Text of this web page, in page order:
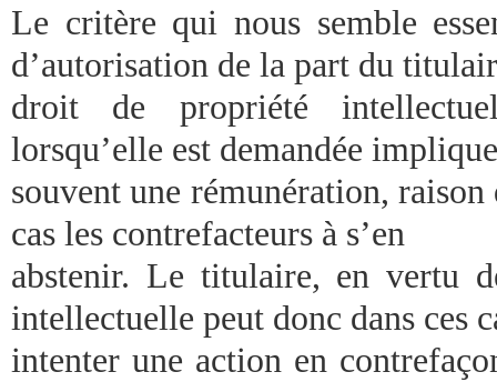
Le critère qui nous semble
d’autorisation de la part du
droit de propriété
lorsqu’elle est demandée
souvent une rémunération, raison
cas les contrefacteurs à s’en
abstenir. Le titulaire, en vertu
intellectuelle peut donc dans ces
intenter une action en